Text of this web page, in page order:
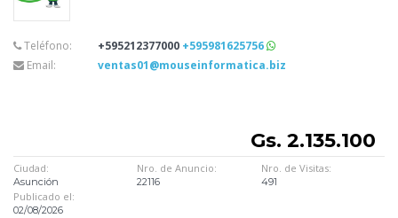
Teléfono: +595212377000 +595981625756
Email:
ventas01@mouseinformatica.biz
Gs. 2.135.100
Ciudad:
Asunción
Nro. de Anuncio:
22116
Nro. de Visitas:
491
Publicado el:
02/08/2026